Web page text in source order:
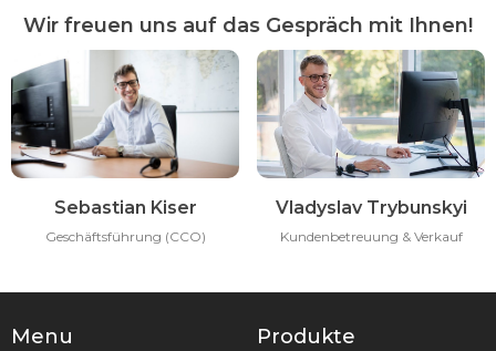
Wir freuen uns auf das Gespräch mit Ihnen!
Sebastian Kiser
Geschäftsführung (CCO)
Vladyslav Trybunskyi
Kundenbetreuung & Verkauf
Menu Produkte